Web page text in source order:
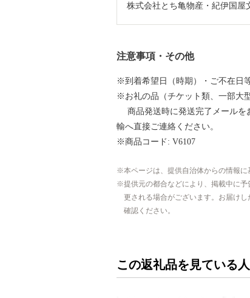
株式会社とち亀物産・紀伊国屋
注意事項・その他
※到着希望日（時期）・ご不在日
※お礼の品（チケット類、一部大
商品発送時に発送完了メールを
輸へ直接ご連絡ください。
※商品コード: V6107
本ページは、提供自治体からの情報に
提供元の都合などにより、掲載中に
更される場合がございます。お届け
確認ください。
この返礼品を見ている